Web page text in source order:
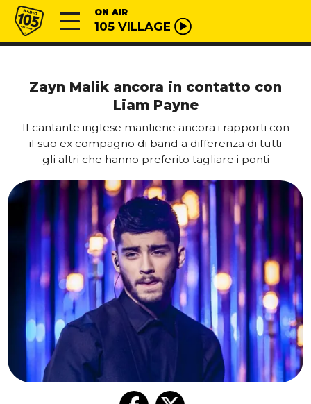
Vai al contenuto
Radio 105 ON AIR
105 VILLAGE
Zayn Malik ancora in contatto con
Liam Payne
Il cantante inglese mantiene ancora i rapporti con
il suo ex compagno di band a differenza di tutti
gli altri che hanno preferito tagliare i ponti